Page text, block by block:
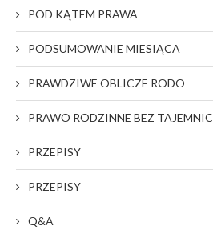
POD KĄTEM PRAWA
PODSUMOWANIE MIESIĄCA
PRAWDZIWE OBLICZE RODO
PRAWO RODZINNE BEZ TAJEMNIC
PRZEPISY
PRZEPISY
Q&A